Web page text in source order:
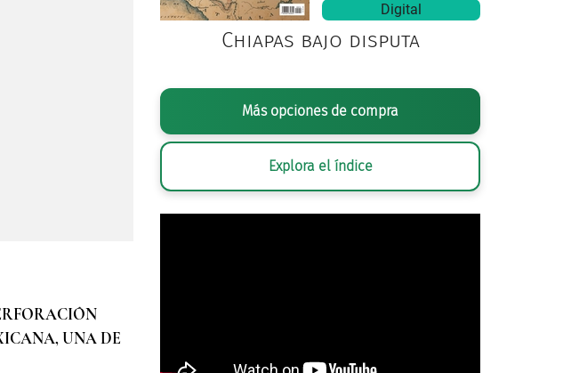
UNA DE
Digital
Chiapas bajo disputa
Más opciones de compra
Explora el índice